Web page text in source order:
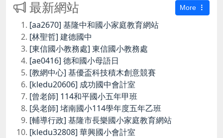
最新網站 More
[aa2670] 基隆中和國小家庭教育網站
[林聖哲] 建德國中
[東信國小教務處] 東信國小教務處
[ae0416] 德和國小母語日
[教網中心] 基優盃科技積木創意競賽
[kledu20606] 成功國中會計室
[曾老師] 114和平國小五年甲班
[吳老師] 堵南國小114學年度五年乙班
[輔導行政] 基隆市長樂國小家庭教育網站
[kledu32808] 華興國小會計室